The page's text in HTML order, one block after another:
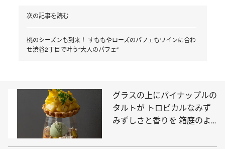
次の記事を読む
桃のシーズンも到来！ すももやローズのパフェもワインに合わ
せ渋谷2丁目で叶う“大人のパフェ”
グラスの上にパイナップルの
タルトが トロピカルなみず
みずしさと香りを 箱庭のよ